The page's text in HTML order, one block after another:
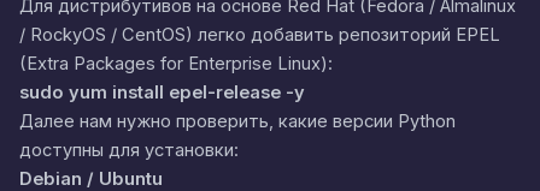
Для дистрибутивов на основе Red Hat (Fedora / Almalinux
/ RockyOS / CentOS) легко добавить репозиторий EPEL
(Extra Packages for Enterprise Linux):
sudo yum install epel-release -y
Далее нам нужно проверить, какие версии Python
доступны для установки:
Debian / Ubuntu